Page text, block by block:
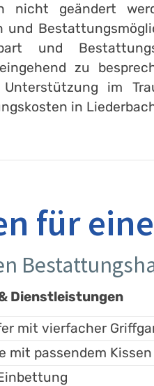
nicht geändert
und
und
eingehend zu
im
in
für
Dienstleistungen
mit vierfacher
mit passendem Kissen